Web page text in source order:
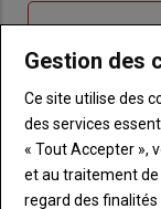
TITRE
Body
compte
Gestion des
Ce site utilise des
des services
« Tout Accepter »,
et au traitement de
regard des